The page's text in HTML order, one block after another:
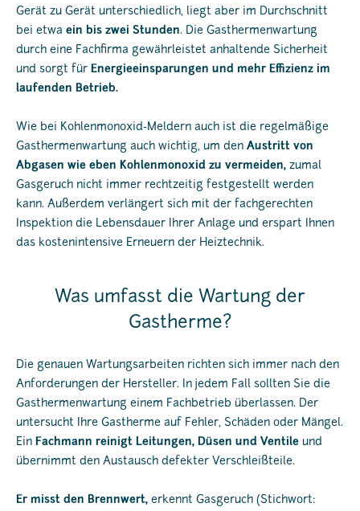
Gerät zu Gerät unterschiedlich, liegt aber im Durchschnitt
bei etwa ein bis zwei Stunden. Die Gasthermenwartung
durch eine Fachfirma gewährleistet anhaltende Sicherheit
und sorgt für Energieeinsparungen und mehr Effizienz im
laufenden Betrieb.
Wie bei Kohlenmonoxid-Meldern auch ist die regelmäßige
Gasthermenwartung auch wichtig, um den Austritt von
Abgasen wie eben Kohlenmonoxid zu vermeiden, zumal
Gasgeruch nicht immer rechtzeitig festgestellt werden
kann. Außerdem verlängert sich mit der fachgerechten
Inspektion die Lebensdauer Ihrer Anlage und erspart Ihnen
das kostenintensive Erneuern der Heiztechnik.
Was umfasst die Wartung der
Gastherme?
Die genauen Wartungsarbeiten richten sich immer nach den
Anforderungen der Hersteller. In jedem Fall sollten Sie die
Gasthermenwartung einem Fachbetrieb überlassen. Der
untersucht Ihre Gastherme auf Fehler, Schäden oder Mängel.
Ein Fachmann reinigt Leitungen, Düsen und Ventile und
übernimmt den Austausch defekter Verschleißteile.
Er misst den Brennwert, erkennt Gasgeruch (Stichwort: